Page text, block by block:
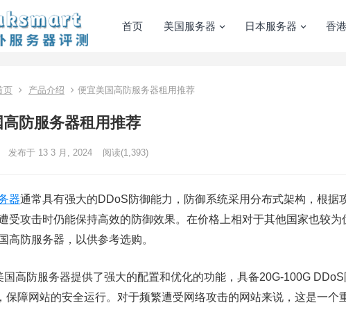
首页 美国服务器 日本服务器 香
页 产品介绍 便宜美国高防服务器租用推荐
防服务器租用推荐
发布于 13 3 月, 2024 阅读(1,393)
器通常具有强大的DDoS防御能力，防御系统采用分布式架构，根据
受攻击时仍能保持高效的防御效果。在价格上相对于其他国家也较为
高防服务器，以供参考选购。
国高防服务器提供了强大的配置和优化的功能，具备20G-100G
保障网站的安全运行。对于频繁遭受网络攻击的网站来说，这是一个